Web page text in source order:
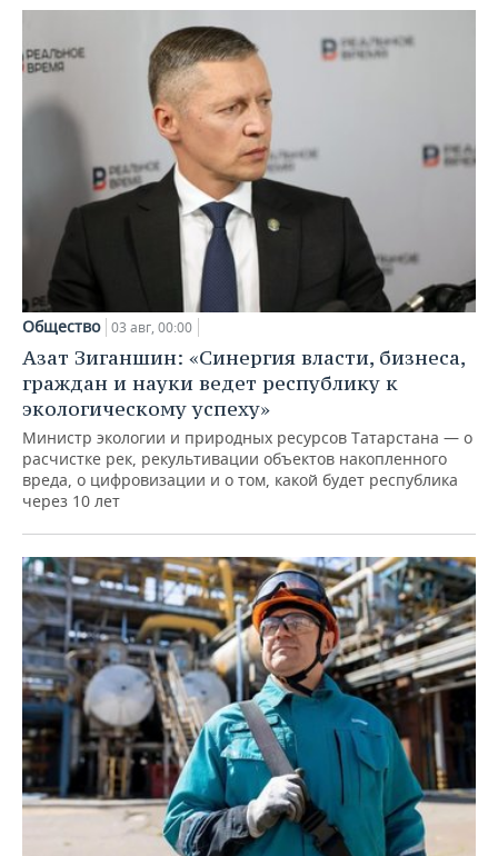
Общество 03 авг, 00:00
Азат Зиганшин: «Синергия власти, бизнеса,
граждан и науки ведет республику к
экологическому успеху»
Министр экологии и природных ресурсов Татарстана — о
расчистке рек, рекультивации объектов накопленного
вреда, о цифровизации и о том, какой будет республика
через 10 лет